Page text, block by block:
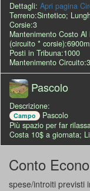
Dettagli: Apri pagina
Terreno:Sintetico;
Corsie:3
Mantenimento Costo
(circuito *
Posti in Tribuna:1000
Mantenimento
Pascolo
Descrizione:
Campo
Pascolo
Più spazio per far
Costa 10$ a giornata;
Conto
spese/introiti previsti